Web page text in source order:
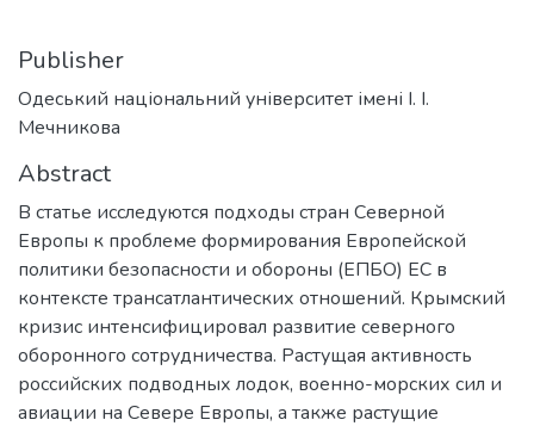
Publisher
Одеський національний університет імені І. І.
Мечникова
Abstract
В статье исследуются подходы стран Северной
Европы к проблеме формирования Европейской
политики безопасности и обороны (ЕПБО) ЕС в
контексте трансатлантических отношений. Крымский
кризис интенсифицировал развитие северного
оборонного сотрудничества. Растущая активность
российских подводных лодок, военно-морских сил и
авиации на Севере Европы, а также растущие